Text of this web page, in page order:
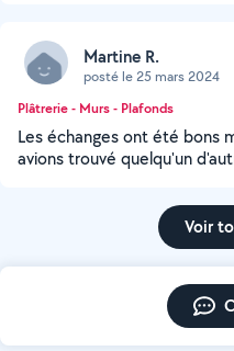
Martine R.
posté le 25 mars 2024
Plâtrerie - Murs - Plafonds
Les échanges ont été bons
avions trouvé quelqu'un
Voir